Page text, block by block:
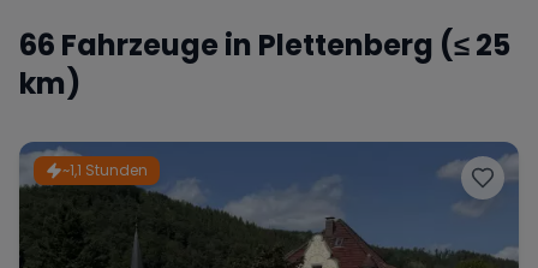
Porsche Lamborghini
Wann
66 Fahrzeuge in Plettenberg (≤ 25
km)
~1,1 Stunden